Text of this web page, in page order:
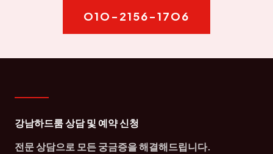
O1O-2156-17O6
강남하드룸 상담 및 예약 신청
전문 상담으로 모든 궁금증을 해결해드립니다.